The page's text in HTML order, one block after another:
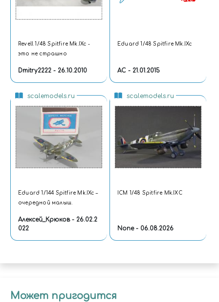
Revell 1/48 Spitfire Mk.IXc -
это не страшно
Dmitry2222 - 26.10.2010
Eduard 1/48 Spitfire Mk.IXc
AC - 21.01.2015
scalemodels.ru
Eduard 1/144 Spitfire Mk.IXc –
очередной малыш.
Алексей_Крюков - 26.02.2
022
scalemodels.ru
ICM 1/48 Spitfire Mk.IXC
None - 06.08.2026
Может пригодится